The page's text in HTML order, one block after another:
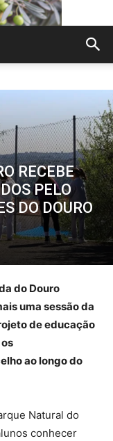
RECEBE
PELO
DO DOURO
do Douro
uma sessão da
de educação
ao longo do
Natural do
conhecer